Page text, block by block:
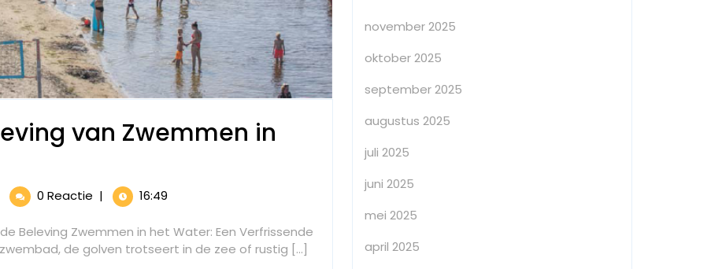
van Zwemmen in
0 Reactie | 16:49
Beleving Zwemmen in het Water: Een Verfrissende
de golven trotseert in de zee of rustig [...]
november 2025
oktober 2025
september 2025
augustus 2025
juli 2025
juni 2025
mei 2025
april 2025